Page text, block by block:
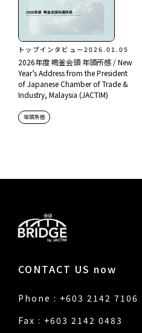
トップインタビュー2026.01.05
2026年度 鳴釜会頭 年頭所感 / New
Year’s Address from the President
of Japanese Chamber of Trade &
Industry, Malaysia (JACTIM)
年頭所感
CONTACT US now
Phone : +603 2142 7106
Fax : +603 2142 0483